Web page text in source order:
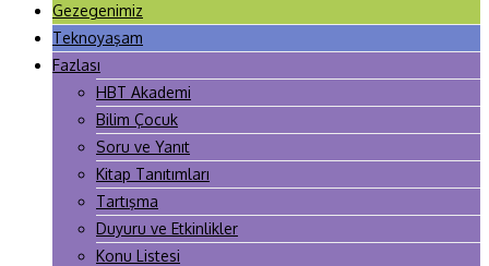
Gezegenimiz
Teknoyaşam
Fazlası
HBT Akademi
Bilim Çocuk
Soru ve Yanıt
Kitap Tanıtımları
Tartışma
Duyuru ve Etkinlikler
Konu Listesi